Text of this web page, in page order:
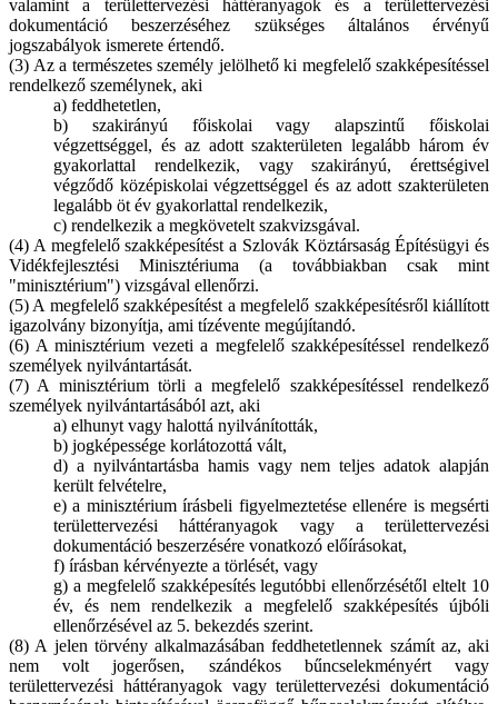
valamint a területtervezési háttéranyagok és a területtervezési
dokumentáció beszerzéséhez szükséges általános érvényű
jogszabályok ismerete értendő.
(3) Az a természetes személy jelölhető ki megfelelő szakképesítéssel
rendelkező személynek, aki
a) feddhetetlen,
b) szakirányú főiskolai vagy alapszintű főiskolai
végzettséggel, és az adott szakterületen legalább három év
gyakorlattal rendelkezik, vagy szakirányú, érettségivel
végződő középiskolai végzettséggel és az adott szakterületen
legalább öt év gyakorlattal rendelkezik,
c) rendelkezik a megkövetelt szakvizsgával.
(4) A megfelelő szakképesítést a Szlovák Köztársaság Építésügyi és
Vidékfejlesztési Minisztériuma (a továbbiakban csak mint
"minisztérium") vizsgával ellenőrzi.
(5) A megfelelő szakképesítést a megfelelő szakképesítésről kiállított
igazolvány bizonyítja, ami tízévente megújítandó.
(6) A minisztérium vezeti a megfelelő szakképesítéssel rendelkező
személyek nyilvántartását.
(7) A minisztérium törli a megfelelő szakképesítéssel rendelkező
személyek nyilvántartásából azt, aki
a) elhunyt vagy halottá nyilvánították,
b) jogképessége korlátozottá vált,
d) a nyilvántartásba hamis vagy nem teljes adatok alapján
került felvételre,
e) a minisztérium írásbeli figyelmeztetése ellenére is megsérti
területtervezési háttéranyagok vagy a területtervezési
dokumentáció beszerzésére vonatkozó előírásokat,
f) írásban kérvényezte a törlését, vagy
g) a megfelelő szakképesítés legutóbbi ellenőrzésétől eltelt 10
év, és nem rendelkezik a megfelelő szakképesítés újbóli
ellenőrzésével az 5. bekezdés szerint.
(8) A jelen törvény alkalmazásában feddhetetlennek számít az, aki
nem volt jogerősen, szándékos bűncselekményért vagy
területtervezési háttéranyagok vagy területtervezési dokumentáció